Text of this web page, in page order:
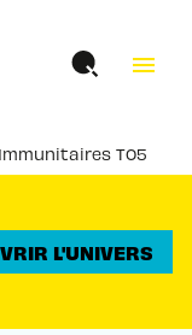
menu
T05
L'UNIVERS